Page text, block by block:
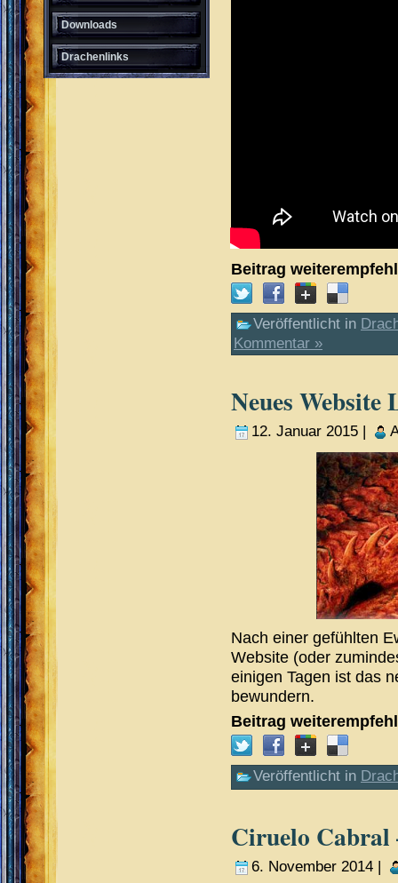
Welt
Downloads
Drachenlinks
Beitrag
Veröffentlicht in
Kommentar »
Neues
12. Januar 2015 |
Nach einer gefühlten
Website (oder
einigen Tagen ist das
bewundern.
Beitrag
Veröffentlicht in
Ciruelo Cabral
6. November 2014 |